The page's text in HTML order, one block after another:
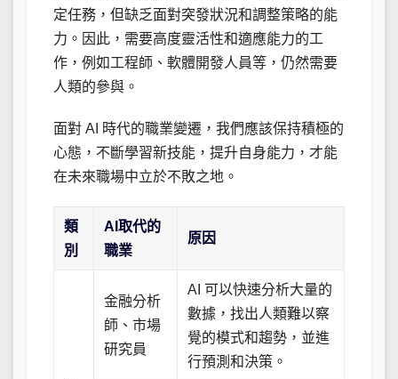
定任務，但缺乏面對突發狀況和調整策略的能
力。因此，需要高度靈活性和適應能力的工
作，例如工程師、軟體開發人員等，仍然需要
人類的參與。
面對 AI 時代的職業變遷，我們應該保持積極的
心態，不斷學習新技能，提升自身能力，才能
在未來職場中立於不敗之地。
類
別
AI取代的
職業
原因
金融分析
師、市場
研究員
AI 可以快速分析大量的
數據，找出人類難以察
覺的模式和趨勢，並進
行預測和決策。